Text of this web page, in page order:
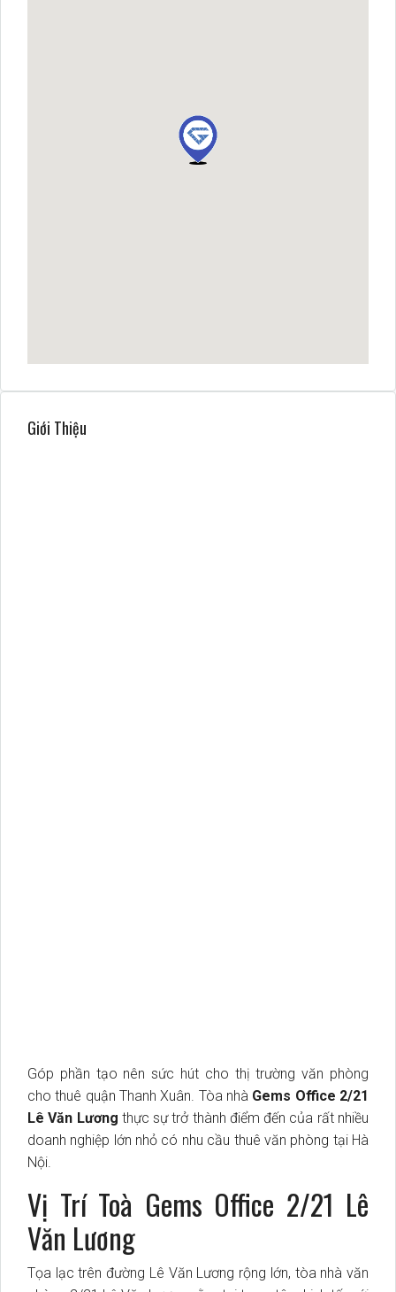
Giới Thiệu
Góp phần tạo nên sức hút cho thị trường văn phòng
cho thuê quận Thanh Xuân. Tòa nhà Gems Office 2/21
Lê Văn Lương thực sự trở thành điểm đến của rất nhiều
doanh nghiệp lớn nhỏ có nhu cầu thuê văn phòng tại Hà
Nội.
Vị Trí Toà Gems Office 2/21 Lê
Văn Lương
Tọa lạc trên đường Lê Văn Lương rộng lớn, tòa nhà văn